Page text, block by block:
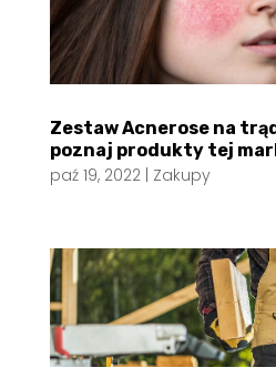
Zestaw Acnerose na
poznaj produkty tej
paź 19, 2022| Zakupy